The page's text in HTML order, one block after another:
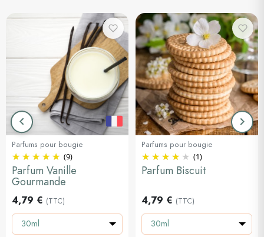
Précédent
keyboard_arrow_left
Parfums pour bougie
(9)
Parfum Vanille
Gourmande
4,79 € (TTC)
30ml
Parfums pour bougie
(1)
Parfum Biscuit
4,79 € (TTC)
30ml
keyboard_arrow_right